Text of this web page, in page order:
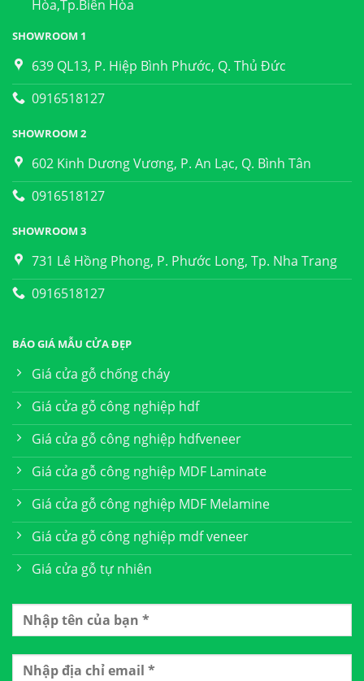
Hòa,Tp.Biên Hòa
SHOWROOM 1
639 QL13, P. Hiệp Bình Phước, Q. Thủ Đức
0916518127
SHOWROOM 2
602 Kinh Dương Vương, P. An Lạc, Q. Bình Tân
0916518127
SHOWROOM 3
731 Lê Hồng Phong, P. Phước Long, Tp. Nha Trang
0916518127
BÁO GIÁ MẪU CỬA ĐẸP
Giá cửa gỗ chống cháy
Giá cửa gỗ công nghiệp hdf
Giá cửa gỗ công nghiệp hdfveneer
Giá cửa gỗ công nghiệp MDF Laminate
Giá cửa gỗ công nghiệp MDF Melamine
Giá cửa gỗ công nghiệp mdf veneer
Giá cửa gỗ tự nhiên